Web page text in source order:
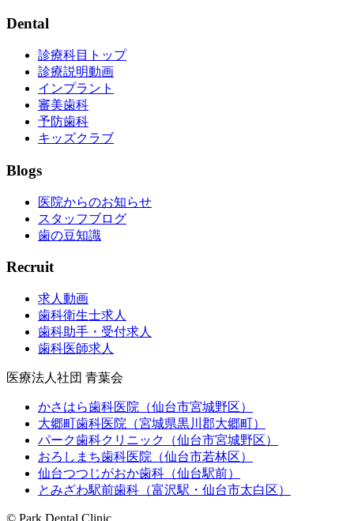
Dental
診療科目トップ
診療説明動画
インプラント
審美歯科
予防歯科
キッズクラブ
Blogs
医院からのお知らせ
スタッフブログ
歯の豆知識
Recruit
求人動画
歯科衛生士求人
歯科助手・受付求人
歯科医師求人
医療法人社団 青葉会
かさはら歯科医院（仙台市宮城野区）
大郷町歯科医院（宮城県黒川郡大郷町）
パーク歯科クリニック（仙台市宮城野区）
おろしまち歯科医院（仙台市若林区）
仙台つつじがおか歯科（仙台駅前）
とみざわ駅前歯科（富沢駅・仙台市太白区）
© Park Dental Clinic